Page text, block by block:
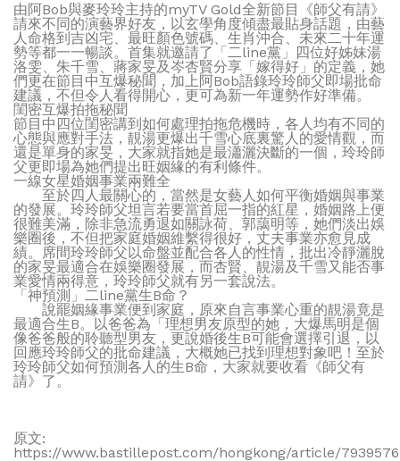
由阿Bob與麥玲玲主持的myTV Gold全新節目《師父有請》
請來不同的演藝界好友，以玄學角度傾盡最貼身話題，由藝
人命格到吉凶宅、最旺顏色號碼、生肖沖合、未來二十年運
勢等都一一暢談。首集就邀請了「二line黨」四位好姊妹湯
洛雯、朱千雪、蔣家旻及岑杏賢分享「嫁得好」的定義，她
們更在節目中互爆秘聞，加上阿Bob語錄玲玲師父即場批命
建議，不但令人看得開心，更可為新一年運勢作好準備。
閨密互爆拍拖秘聞
節目中四位閨密講到如何處理拍拖危機時，各人均有不同的
心態與應對手法，靚湯更爆出千雪心底裏驚人的愛情觀，而
還是單身的家旻，大家就指她是最瀟灑決斷的一個，玲玲師
父更即場為她們提出旺姻緣的有利條件。
一線女星婚姻事業兩難全
至於四人最關心的，當然是女藝人如何平衡婚姻與事業
的發展。玲玲師父坦言若要當首屈一指的紅星，婚姻路上便
很難美滿，除非急流勇退如關詠荷、郭藹明等，她們淡出娛
樂圈後，不但把家庭婚姻維繫得很好，丈夫事業亦愈見成
績。席間玲玲師父以命盤並配合各人的性情，批出冷靜灑脫
的家旻最適合在娛樂圈發展，而杏賢、靚湯及千雪又能否事
業愛情兩得意，玲玲師父就有另一套說法。
「神預測」二line黨生B命？
說罷姻緣事業便到家庭，原來自言事業心重的靚湯竟是
最適合生B。以爸爸為「理想男友原型的她，大爆馬明是個
像爸爸般的聆聽型男友，更說婚後生B可能會選擇引退，以
回應玲玲師父的批命建議，大概她已找到理想對象吧！至於
玲玲師父如何預測各人的生B命，大家就要收看《師父有
請》了。
原文:
https://www.bastillepost.com/hongkong/article/